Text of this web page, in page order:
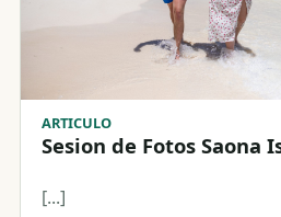
ARTICULO
Sesion de Fotos Saona
[...]